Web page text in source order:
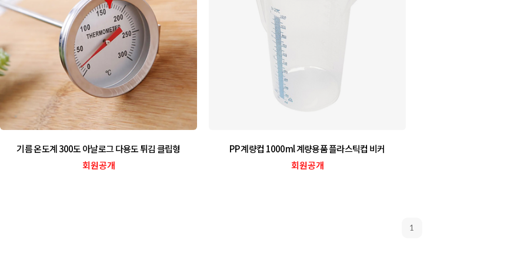
기름 온도계 300도 아날로그 다용도 튀김 클립형
회원공개
PP 계량컵 1000ml 계량용품 플라스틱컵 비커
회원공개
1